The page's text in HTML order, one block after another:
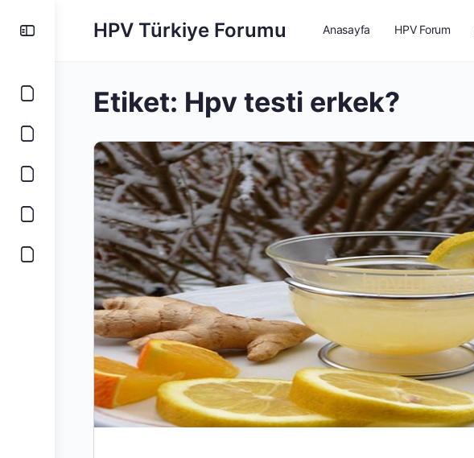
HPV Türkiye Forumu Anasayfa HPV Forum
Etiket: Hpv testi erkek?